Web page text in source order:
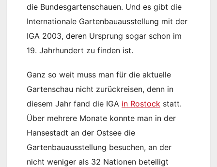
die Bundesgartenschauen. Und es gibt die
Internationale Gartenbauausstellung mit der
IGA 2003, deren Ursprung sogar schon im
19. Jahrhundert zu finden ist.
Ganz so weit muss man für die aktuelle
Gartenschau nicht zurückreisen, denn in
diesem Jahr fand die IGA in Rostock statt.
Über mehrere Monate konnte man in der
Hansestadt an der Ostsee die
Gartenbauausstellung besuchen, an der
nicht weniger als 32 Nationen beteiligt